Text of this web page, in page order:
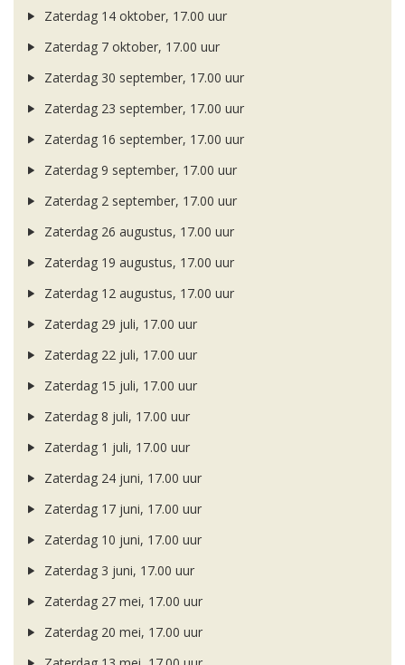
Zaterdag 14 oktober, 17.00 uur
Zaterdag 7 oktober, 17.00 uur
Zaterdag 30 september, 17.00 uur
Zaterdag 23 september, 17.00 uur
Zaterdag 16 september, 17.00 uur
Zaterdag 9 september, 17.00 uur
Zaterdag 2 september, 17.00 uur
Zaterdag 26 augustus, 17.00 uur
Zaterdag 19 augustus, 17.00 uur
Zaterdag 12 augustus, 17.00 uur
Zaterdag 29 juli, 17.00 uur
Zaterdag 22 juli, 17.00 uur
Zaterdag 15 juli, 17.00 uur
Zaterdag 8 juli, 17.00 uur
Zaterdag 1 juli, 17.00 uur
Zaterdag 24 juni, 17.00 uur
Zaterdag 17 juni, 17.00 uur
Zaterdag 10 juni, 17.00 uur
Zaterdag 3 juni, 17.00 uur
Zaterdag 27 mei, 17.00 uur
Zaterdag 20 mei, 17.00 uur